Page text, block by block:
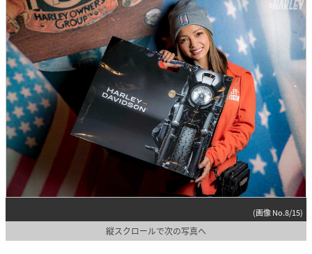
(画像 No.8/15)
縦スクロールで次の写真へ